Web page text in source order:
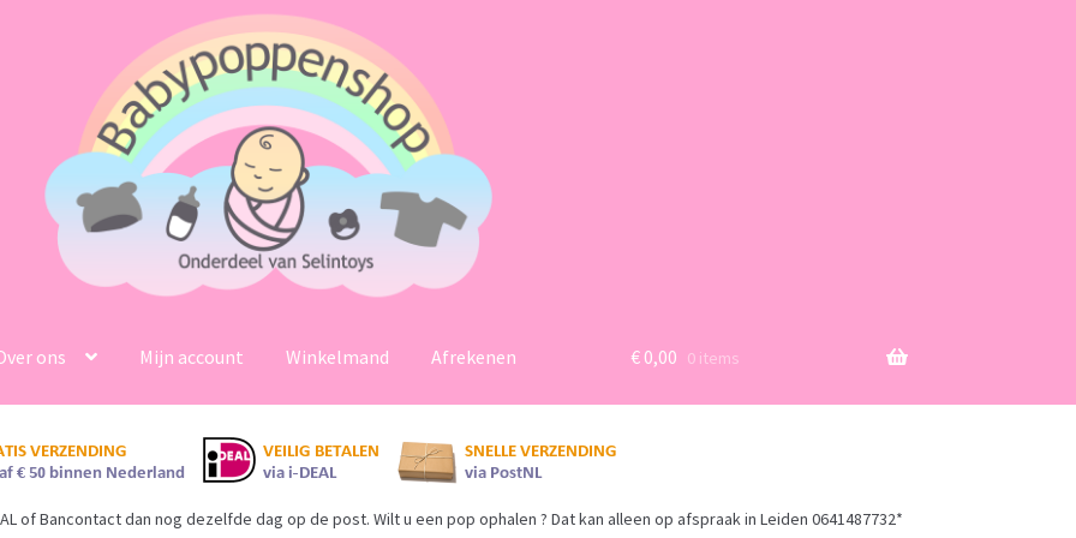
ons Mijn account Winkelmand Afrekenen €0,00 0 items
of Bancontact dan nog dezelfde dag op de post. Wilt u een pop ophalen ? Dat kan alleen op afspraak in Leiden 0641487732*